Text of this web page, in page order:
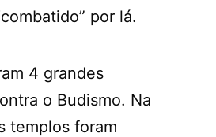
por lá.
4 grandes
o Budismo. Na
templos foram